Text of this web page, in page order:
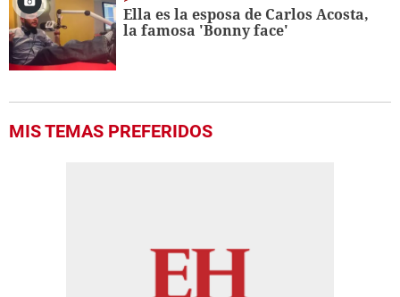
Ella es la esposa de Carlos Acosta,
la famosa 'Bonny face'
MIS TEMAS PREFERIDOS